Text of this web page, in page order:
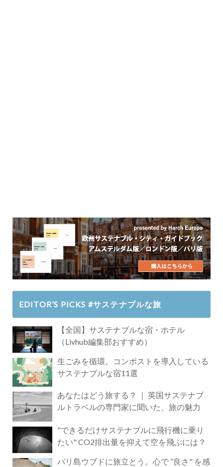
EDITOR’S PICKS #サステナブルな旅
【全国】サステナブルな宿・ホテル
（Livhub編集部おすすめ）
生ごみを循環。コンポストを導入している
サステナブルな宿11選
あなたはどう旅する？ ｜ 英国サステナブ
ルトラベルの専門家に聞いた、旅の魅力
"できるだけサステナブルに飛行機に乗り
たい" CO2排出量を抑えて空を飛ぶには？
バリ島ウブドに旅立とう。心で ”良さ" を感